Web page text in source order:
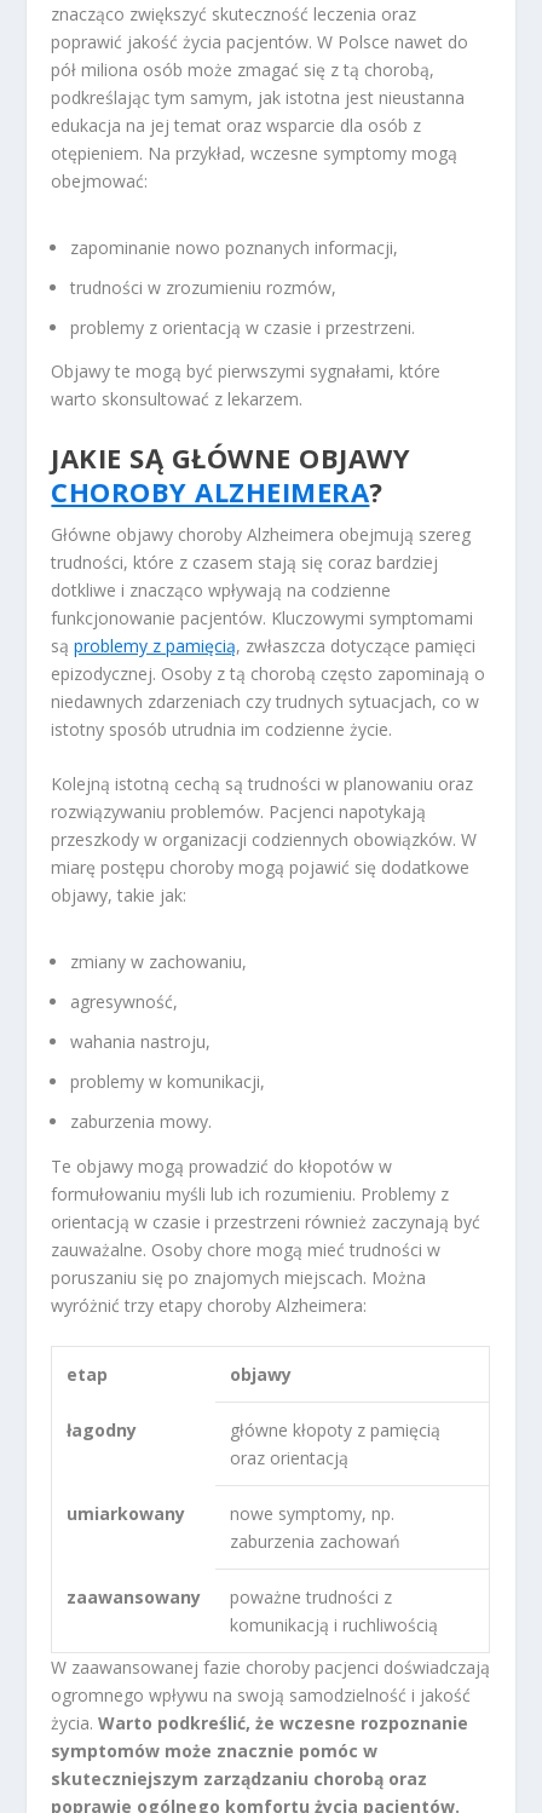
znacząco zwiększyć skuteczność leczenia oraz
poprawić jakość życia pacjentów. W Polsce nawet do
pół miliona osób może zmagać się z tą chorobą,
podkreślając tym samym, jak istotna jest nieustanna
edukacja na jej temat oraz wsparcie dla osób z
otępieniem. Na przykład, wczesne symptomy mogą
obejmować:
zapominanie nowo poznanych informacji,
trudności w zrozumieniu rozmów,
problemy z orientacją w czasie i przestrzeni.
Objawy te mogą być pierwszymi sygnałami, które
warto skonsultować z lekarzem.
JAKIE SĄ GŁÓWNE OBJAWY
CHOROBY ALZHEIMERA?
Główne objawy choroby Alzheimera obejmują szereg
trudności, które z czasem stają się coraz bardziej
dotkliwe i znacząco wpływają na codzienne
funkcjonowanie pacjentów. Kluczowymi symptomami
sąproblemy z pamięcią, zwłaszcza dotyczące pamięci
epizodycznej. Osoby z tą chorobą często zapominają o
niedawnych zdarzeniach czy trudnych sytuacjach, co w
istotny sposób utrudnia im codzienne życie.
Kolejną istotną cechą są trudności w planowaniu oraz
rozwiązywaniu problemów. Pacjenci napotykają
przeszkody w organizacji codziennych obowiązków. W
miarę postępu choroby mogą pojawić się dodatkowe
objawy, takie jak:
zmiany w zachowaniu,
agresywność,
wahania nastroju,
problemy w komunikacji,
zaburzenia mowy.
Te objawy mogą prowadzić do kłopotów w
formułowaniu myśli lub ich rozumieniu. Problemy z
orientacją w czasie i przestrzeni również zaczynają być
zauważalne. Osoby chore mogą mieć trudności w
poruszaniu się po znajomych miejscach. Można
wyróżnić trzy etapy choroby Alzheimera:
etap objawy
łagodny
główne kłopoty z pamięcią
oraz orientacją
umiarkowany
nowe symptomy, np.
zaburzenia zachowań
zaawansowany
poważne trudności z
komunikacją i ruchliwością
W zaawansowanej fazie choroby pacjenci doświadczają
ogromnego wpływu na swoją samodzielność i jakość
życia.Warto podkreślić, że wczesne rozpoznanie
symptomów może znacznie pomóc w
skuteczniejszym zarządzaniu chorobą oraz
poprawie ogólnego komfortu życia pacjentów.